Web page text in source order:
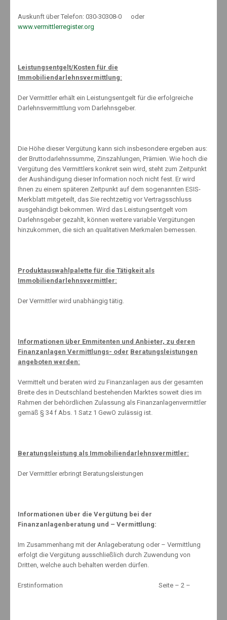
Warum ist das so? Die Wirtschaft wächst auf lange Sicht, und damit
wichtiger als der Einstiegszeitpunkt.
Anleger sind also gut beraten, ihr Geld möglichst lange für sich
Aktienfonds investieren. Dabei profitiert der Anleger auch von der
Disziplin. Er kauft regelmäßig – egal, ob die Kurse steigen oder
fallen.
#fragmaldenKnut
About The Author
Knut Maeuselein
Dynamik in den Versicherungsoptionen
6. Juli 2010
Auskunft über Telefon: 030-30308-0 oder
www.vermittlerregister.org
Leistungsentgelt/Kosten für die
Immobiliendarlehnsvermittlung:
Der Vermittler erhält ein Leistungsentgelt für die erfolgreiche
Darlehnsvermittlung vom Darlehnsgeber.
Die Höhe dieser Vergütung kann sich insbesondere ergeben aus:
der Bruttodarlehnssumme, Zinszahlungen, Prämien. Wie hoch die
Vergütung des Vermittlers konkret sein wird, steht zum Zeitpunkt
der Aushändigung dieser Information noch nicht fest. Er wird
Ihnen zu einem späteren Zeitpunkt auf dem sogenannten ESIS-
Merkblatt mitgeteilt, das Sie rechtzeitig vor Vertragsschluss
ausgehändigt bekommen. Wird das Leistungsentgelt vom
Darlehnsgeber gezahlt, können weitere variable Vergütungen
hinzukommen, die sich an qualitativen Merkmalen bemessen.
Produktauswahlpalette für die Tätigkeit als
Immobiliendarlehnsvermittler:
Der Vermittler wird unabhängig tätig.
Informationen über Emmitenten und Anbieter, zu deren
Finanzanlagen Vermittlungs- oder Beratungsleistungen
angeboten werden:
Vermittelt und beraten wird zu Finanzanlagen aus der gesamten
Breite des in Deutschland bestehenden Marktes soweit dies im
Rahmen der behördlichen Zulassung als Finanzanlagenvermittler
gemäß § 34 f Abs. 1 Satz 1 GewO zulässig ist.
Beratungsleistung als Immobiliendarlehnsvermittler:
Der Vermittler erbringt Beratungsleistungen
Informationen über die Vergütung bei der
Finanzanlagenberatung und – Vermittlung:
Im Zusammenhang mit der Anlageberatung oder – Vermittlung
erfolgt die Vergütung ausschließlich durch Zuwendung von
Dritten, welche auch behalten werden dürfen.
Erstinformation Seite – 2 –